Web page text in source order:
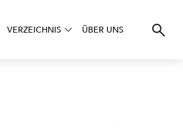
VERZEICHNIS ÜBER UNS